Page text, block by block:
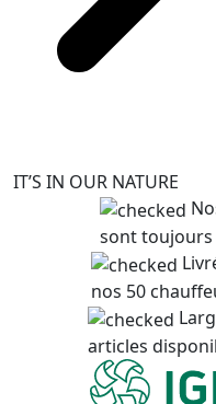
IT’S IN OUR NATURE
sont toujours
nos 50
articles